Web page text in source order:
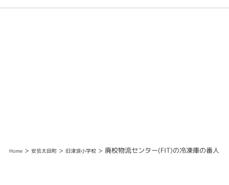
Home> 安芸太田町> 旧津浪小学校> 廃校物流センター(FIT)の冷凍庫の番人